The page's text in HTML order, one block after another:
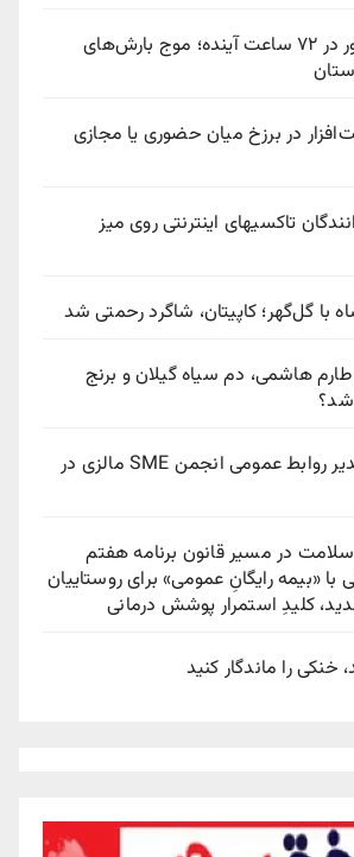
وضعیت جوی کشور در ۷۲ ساعت آینده؛ موج بارش‌های
در برزخ میان حضوری یا مجازی
تاکسیهای اینترنتی روی میز
با گل‌گهر؛ کاپیتان، شاگرد رحمتی شد
هاشمی، دم سیاه گیلان و برنج
شد؟
محمدرضا باقری مدیر روابط عمومی انجمن SME مالزی در
سلامت در مسیر قانون برنامه هفتم
«بیمه رایگانِ عمومی» برای روستاییان
کلیدِ استمرار پوشش درمانی
خنکی را ماندگار کنید